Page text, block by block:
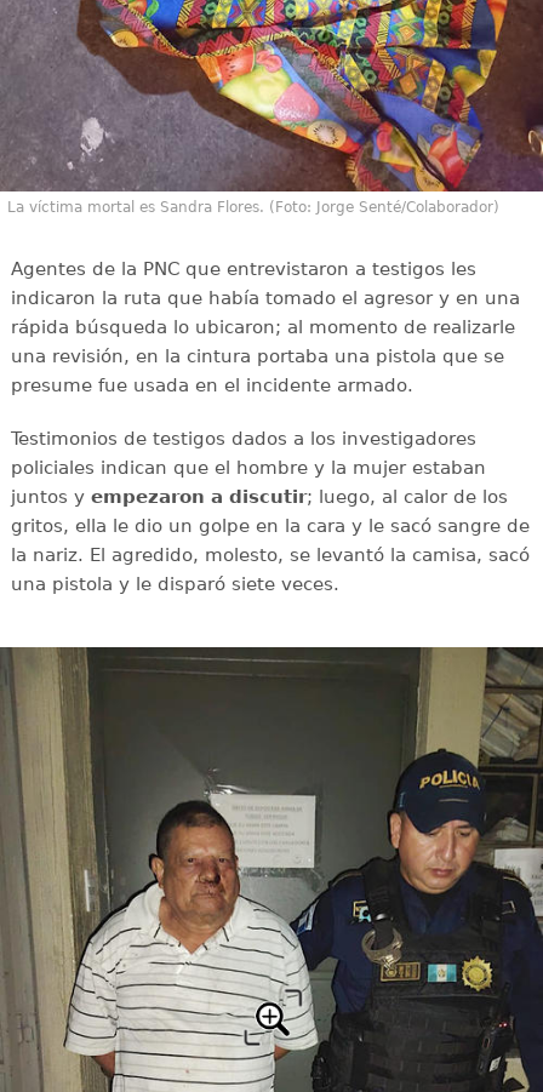
La víctima mortal es Sandra Flores. (Foto: Jorge Senté/Colaborador)
Agentes de la PNC que entrevistaron a testigos les
indicaron la ruta que había tomado el agresor y en una
rápida búsqueda lo ubicaron; al momento de realizarle
una revisión, en la cintura portaba una pistola que se
presume fue usada en el incidente armado.
Testimonios de testigos dados a los investigadores
policiales indican que el hombre y la mujer estaban
juntos y empezaron a discutir; luego, al calor de los
gritos, ella le dio un golpe en la cara y le sacó sangre de
la nariz. El agredido, molesto, se levantó la camisa, sacó
una pistola y le disparó siete veces.